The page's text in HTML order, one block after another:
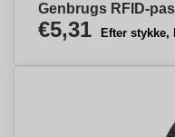
Genbrugs RFID-
€5,31 Efter stykke,